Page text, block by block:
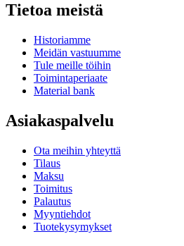
Tietoa meistä
Historiamme
Meidän vastuumme
Tule meille töihin
Toimintaperiaate
Material bank
Asiakaspalvelu
Ota meihin yhteyttä
Tilaus
Maksu
Toimitus
Palautus
Myyntiehdot
Tuotekysymykset